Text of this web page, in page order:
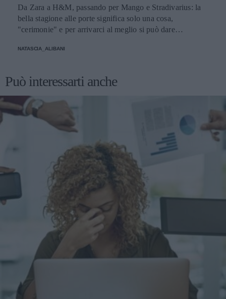
Da Zara a H&M, passando per Mango e Stradivarius: la
bella stagione alle porte significa solo una cosa,
"cerimonie" e per arrivarci al meglio si può dare
NATASCIA_ALIBANI
Può interessarti anche